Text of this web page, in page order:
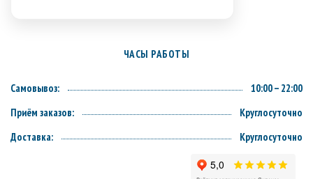
ЧАСЫ РАБОТЫ
Самовывоз:
10:00 – 22:00
Приём заказов:
Круглосуточно
Доставка:
Круглосуточно